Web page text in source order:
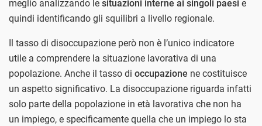
meglio analizzando le situazioni interne ai singoli paesi e
quindi identificando gli squilibri a livello regionale.
Il tasso di disoccupazione però non è l’unico indicatore
utile a comprendere la situazione lavorativa di una
popolazione. Anche il tasso di occupazione ne costituisce
un aspetto significativo. La disoccupazione riguarda infatti
solo parte della popolazione in età lavorativa che non ha
un impiego, e specificamente quella che un impiego lo sta